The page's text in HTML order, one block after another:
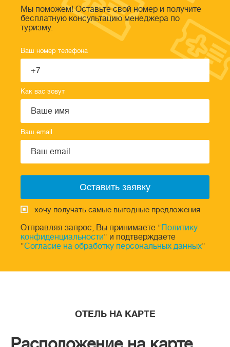
Мы поможем! Оставьте свой номер и получите
бесплатную консультацию менеджера по
туризму.
Ваш номер телефона
Как вас зовут
Ваш email
хочу получать самые выгодные предложения
Отправляя запрос, Вы принимаете "Политику
конфиденциальности" и подтверждаете
"Согласие на обработку персональных данных"
ОТЕЛЬ НА КАРТЕ